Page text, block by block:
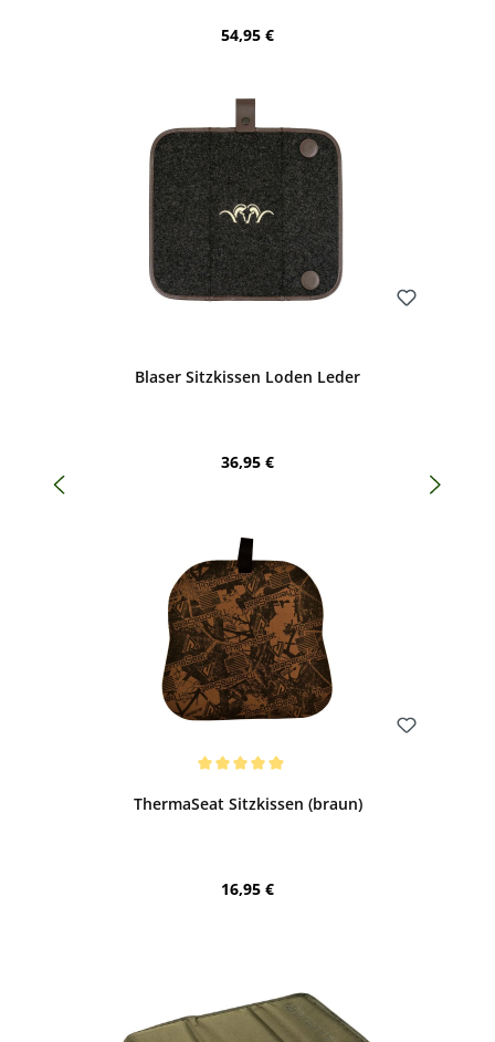
Regulärer Preis:
54,95 €
Blaser Sitzkissen Loden Leder
Regulärer Preis:
36,95 €
ThermaSeat Sitzkissen (braun)
Regulärer Preis:
16,95 €